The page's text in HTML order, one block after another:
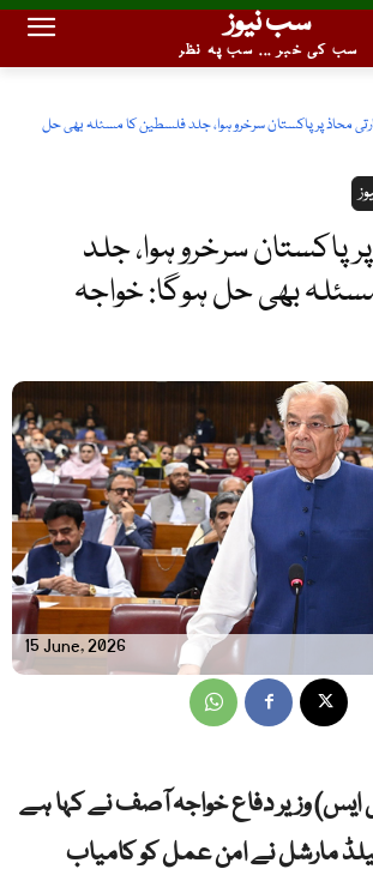
سب نیوز
سب کی خبر ... سب پہ نظر
محاذ پر پاکستان سرخرو ہوا، جلد فلسطین کا مسئلہ بھی حل
پاکستان سرخرو ہوا، جلد
بھی حل ہوگا: خواجہ
15 June, 2026
ایس) وزیر دفاع خواجہ آصف نے کہا ہے
مارشل نے امن عمل کو کامیاب